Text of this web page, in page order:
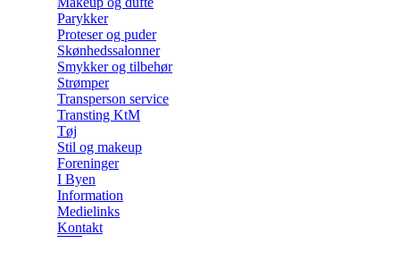
Parykker
Proteser og puder
Skønhedssalonner
Smykker og tilbehør
Strømper
Transperson service
Transting KtM
Tøj
Stil og makeup
Foreninger
I Byen
Information
Medielinks
Kontakt